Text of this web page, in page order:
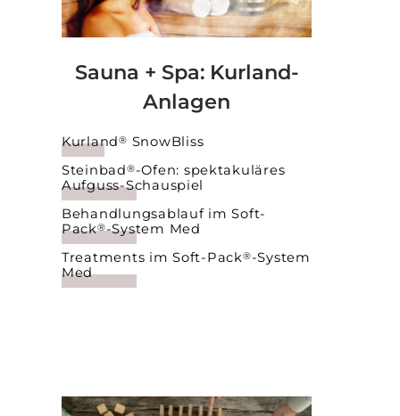
Sauna + Spa: Kurland-
Anlagen
Kurland® SnowBliss
Steinbad®-Ofen: spektakuläres
Aufguss-Schauspiel
Behandlungsablauf im Soft-
Pack®-System Med
Treatments im Soft-Pack®-System
Med